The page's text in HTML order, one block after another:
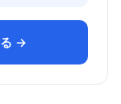
る →